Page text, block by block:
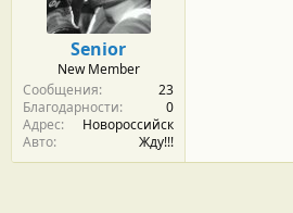
Senior
New Member
Сообщения
23
Благодарности
0
Адрес
Новороссийск
Авто
Жду!!!